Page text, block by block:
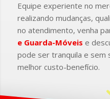
Equipe experiente no
realizando mudanças,
no atendimento, venha
e Guarda-Móveis e
pode ser tranquila e sem
melhor custo-benefício.